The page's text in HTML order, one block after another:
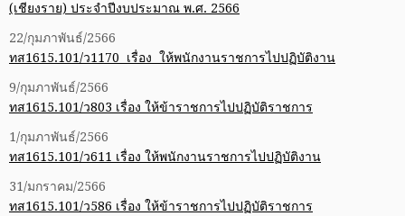
(เชียงราย) ประจำปีงบประมาณ พ.ศ. 2566
22/กุมภาพันธ์/2566
ทส1615.101/ว1170 เรื่อง ให้พนักงานราชการไปปฏิบัติงาน
9/กุมภาพันธ์/2566
ทส1615.101/ว803 เรื่อง ให้ข้าราชการไปปฏิบัติราชการ
1/กุมภาพันธ์/2566
ทส1615.101/ว611 เรื่อง ให้พนักงานราชการไปปฏิบัติงาน
31/มกราคม/2566
ทส1615.101/ว586 เรื่อง ให้ข้าราชการไปปฏิบัติราชการ